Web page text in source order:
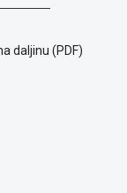
daljinu (PDF)